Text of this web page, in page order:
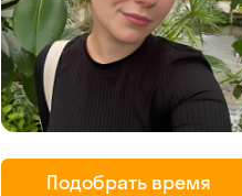
Подобрать время